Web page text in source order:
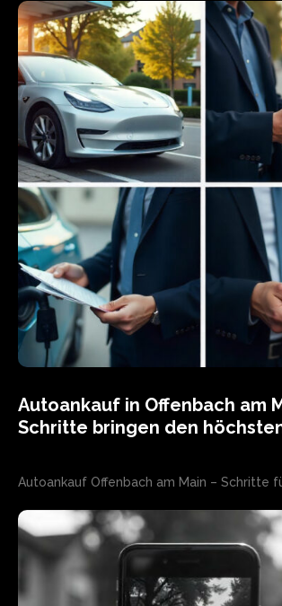
Autoankauf in Offenbach am
Schritte bringen den
Autoankauf Offenbach am Main – Schritte